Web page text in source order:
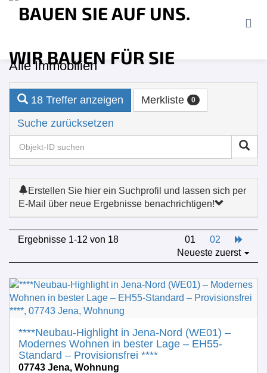
Alle Immobilien
18 Treffer anzeigen Merkliste 0
Suche zurücksetzen
Erstellen Sie hier ein Suchprofil und lassen sich per
E-Mail über neue Ergebnisse benachrichtigen!
Ergebnisse 1-12 von 18 01
02
Neueste zuerst
****Neubau-Highlight in Jena-Nord (WE01) –
Modernes Wohnen in bester Lage – EH55-
Standard – Provisionsfrei ****
07743 Jena, Wohnung